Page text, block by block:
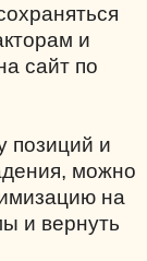
и
сайт по
позиций и
можно
на
и вернуть